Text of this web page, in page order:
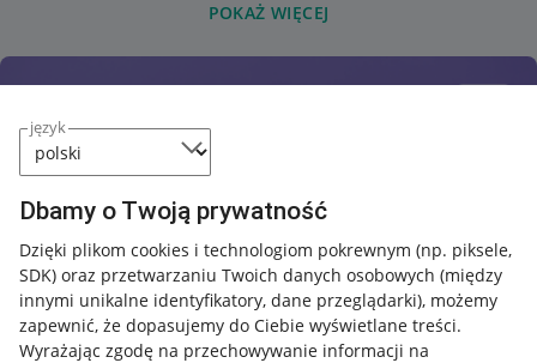
język
Dbamy o Twoją prywatność
Dzięki plikom cookies i technologiom pokrewnym (np. piksele,
SDK) oraz przetwarzaniu Twoich danych osobowych (między
innymi unikalne identyfikatory, dane przeglądarki), możemy
zapewnić, że dopasujemy do Ciebie wyświetlane treści.
Wyrażając zgodę na przechowywanie informacji na
POKAŻ WIĘCEJ